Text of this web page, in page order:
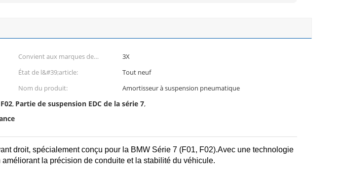
Convient aux marques de
voitures:
3X
État de l&#39;article:
Tout neuf
Nom du produit:
Amortisseur à suspension pneumatique
, Partie de suspension EDC de la série 7,
droit, spécialement conçu pour la BMW Série 7 (F01, F02).Avec une technologie
la précision de conduite et la stabilité du véhicule.